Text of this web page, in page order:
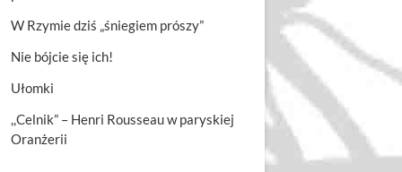
W Rzymie dziś „śniegiem prószy”
Nie bójcie się ich!
Ułomki
,,Celnik” – Henri Rousseau w paryskiej
Oranżerii